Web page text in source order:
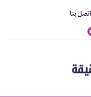
اتصل بنا